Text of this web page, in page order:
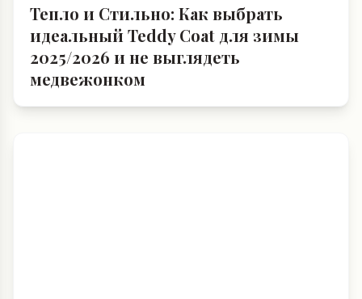
Тепло и Стильно: Как выбрать
идеальный Teddy Coat для зимы
2025/2026 и не выглядеть
медвежонком